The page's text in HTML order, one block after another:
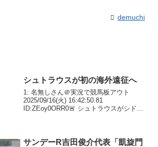
demuchi
シュトラウスが初の海外遠征へ
1: 名無しさん＠実況で競馬板アウト
2025/09/16(火) 16:42:50.81
ID:ZEoy0ORR0🚨 シュトラウスがシドニ
サンデーR吉田俊介代表「凱旋門